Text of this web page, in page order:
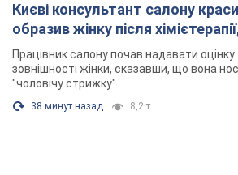
Києві консультант салону краси
образив жінку після
розгорівся скандал. Фото
Працівник салону почав надавати оцінку
зовнішності жінки, сказавши, що вона
"чоловічу стрижку"
38 минут назад 8,2 т.